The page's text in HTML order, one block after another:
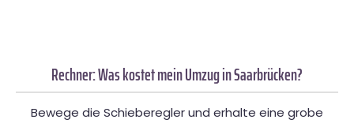
Rechner: Was kostet mein Umzug in Saarbrücken?
Bewege die Schieberegler und erhalte eine grobe